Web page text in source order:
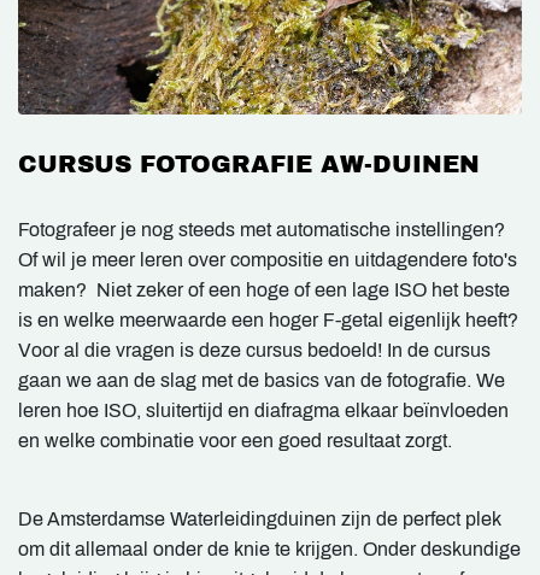
CURSUS FOTOGRAFIE AW-DUINEN
Fotografeer je nog steeds met automatische instellingen?
Of wil je meer leren over compositie en uitdagendere foto's
maken? Niet zeker of een hoge of een lage ISO het beste
is en welke meerwaarde een hoger F-getal eigenlijk heeft?
Voor al die vragen is deze cursus bedoeld! In de cursus
gaan we aan de slag met de basics van de fotografie. We
leren hoe ISO, sluitertijd en diafragma elkaar beïnvloeden
en welke combinatie voor een goed resultaat zorgt.
De Amsterdamse Waterleidingduinen zijn de perfect plek
om dit allemaal onder de knie te krijgen. Onder deskundige